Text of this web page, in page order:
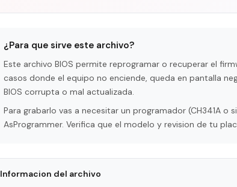
¿Para que sirve este archivo?
Este archivo BIOS permite reprogramar o recuperar el
casos donde el equipo no enciende, queda en pantalla
BIOS corrupta o mal actualizada.
Para grabarlo vas a necesitar un programador (CH341A o
AsProgrammer. Verifica que el modelo y revision de tu
Informacion del archivo